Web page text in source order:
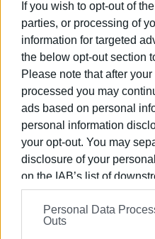
If you wish to opt-out of
parties, or processing of
information for targeted
the below opt-out section
Please note that after
processed you may
ads based on personal
personal information
your opt-out. You may
disclosure of your
on the IAB’s list of
information may also be
on theIAB’s List of
further disclose it to other
Personal Data
Outs
επιβάτες, σημειώνοντας
τον Απρίλιο του 2025.
Από το 2017, έτος
περιφερειακών
υποδεχθεί
Εμφανίσεις: 2912